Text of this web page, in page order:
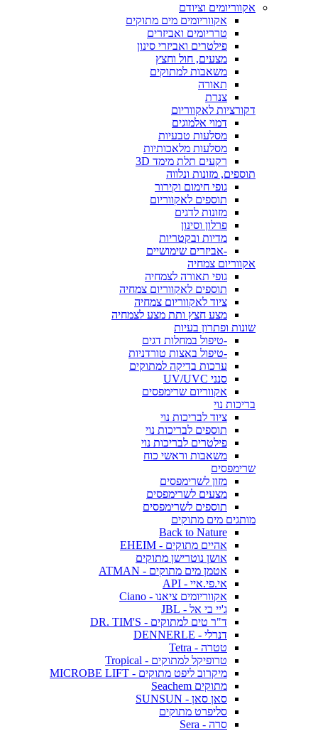
אקווריומים וציודם
אקווריומים מים מתוקים
טרריומים ואביזרים
פילטרים ואביזרי סינון
מצעים, חול וחצץ
משאבות למתוקים
תאורה
צנרת
דקורציות לאקווריום
דמוי אלמוגים
מסלעות טבעיות
מסלעות מלאכותיות
רקעים תלת מימד 3D
תוספים, מזונות ונלווה
גופי חימום וקירור
תוספים לאקווריום
מזונות לדגים
פרלון וסינון
מדיות ובקטריות
-אביזרים שימושיים
אקווריום צמחיה
גופי תאורה לצמחיה
תוספים לאקווריום צמחיה
ציוד לאקווריום צמחיה
מצע חצץ ותת מצע לצמחיה
שונות ופתרון בעיות
-טיפול במחלות דגים
-טיפול באצות טורדניות
ערכות בדיקה למתוקים
סנני UV/UVC
אקווריום שרימפסים
בריכות נוי
ציוד לבריכות נוי
תוספים לבריכות נוי
פילטרים לבריכות נוי
משאבות וראשי כוח
שרימפסים
מזון לשרימפסים
מצעים לשרימפסים
תוספים לשרימפסים
מותגים מים מתוקים
Back to Nature
אהיים מתוקים - EHEIM
אושן נוטרישן מתוקים
אטמן מים מתוקים - ATMAN
אי.פי.איי - API
אקווריומים ציאנו - Ciano
ג'יי בי אל - JBL
ד"ר טים למתוקים - DR. TIM'S
דנרלי - DENNERLE
טטרה - Tetra
טרופיקל למתוקים - Tropical
מיקרוב ליפט מתוקים - MICROBE LIFT
מתוקים Seachem
סאן סאן - SUNSUN
סליפרט מתוקים
סרה - Sera